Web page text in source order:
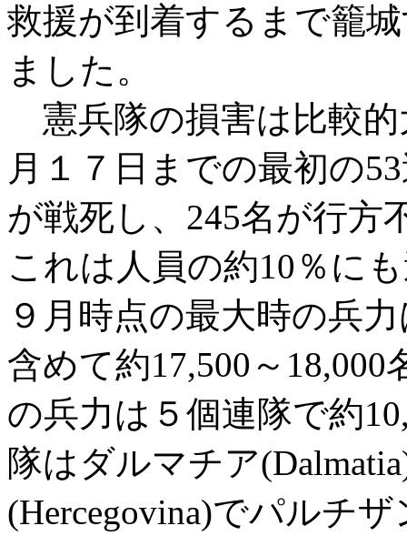
救援が到着するまで籠
ました。
憲兵隊の損害は比較的
月１７日までの最初の
が戦死し、245名が行方
これは人員の約10％に
９月時点の最大時の兵
含めて約17,500～
の兵力は５個連隊で約
隊はダルマチア
(Hercegovina)でパルチ